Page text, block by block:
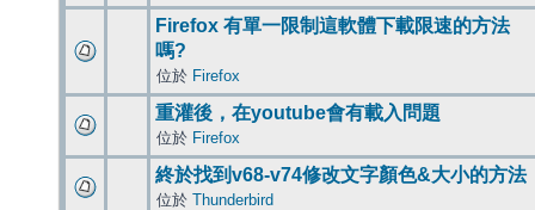
Firefox 有單一限制這軟體下載限速的方法
嗎?
位於 Firefox
重灌後，在youtube會有載入問題
位於 Firefox
終於找到v68-v74修改文字顏色&大小的方法
位於 Thunderbird